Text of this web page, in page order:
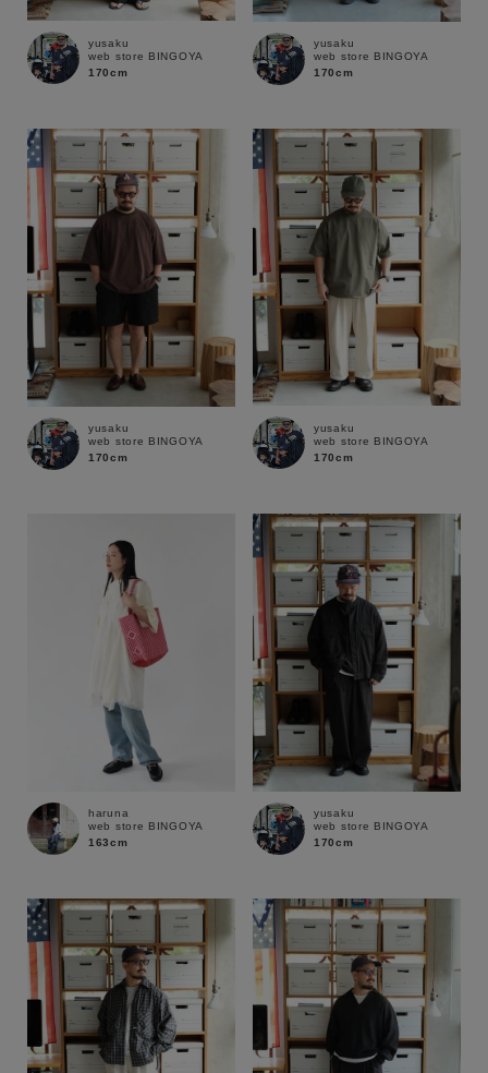
キーワード
性別
MENS LADIES
カテゴリ
ブランド
yusaku
web store BINGOYA
170cm
yusaku
web store BINGOYA
170cm
yusaku
web store BINGOYA
170cm
yusaku
web store BINGOYA
170cm
haruna
web store BINGOYA
163cm
yusaku
web store BINGOYA
170cm